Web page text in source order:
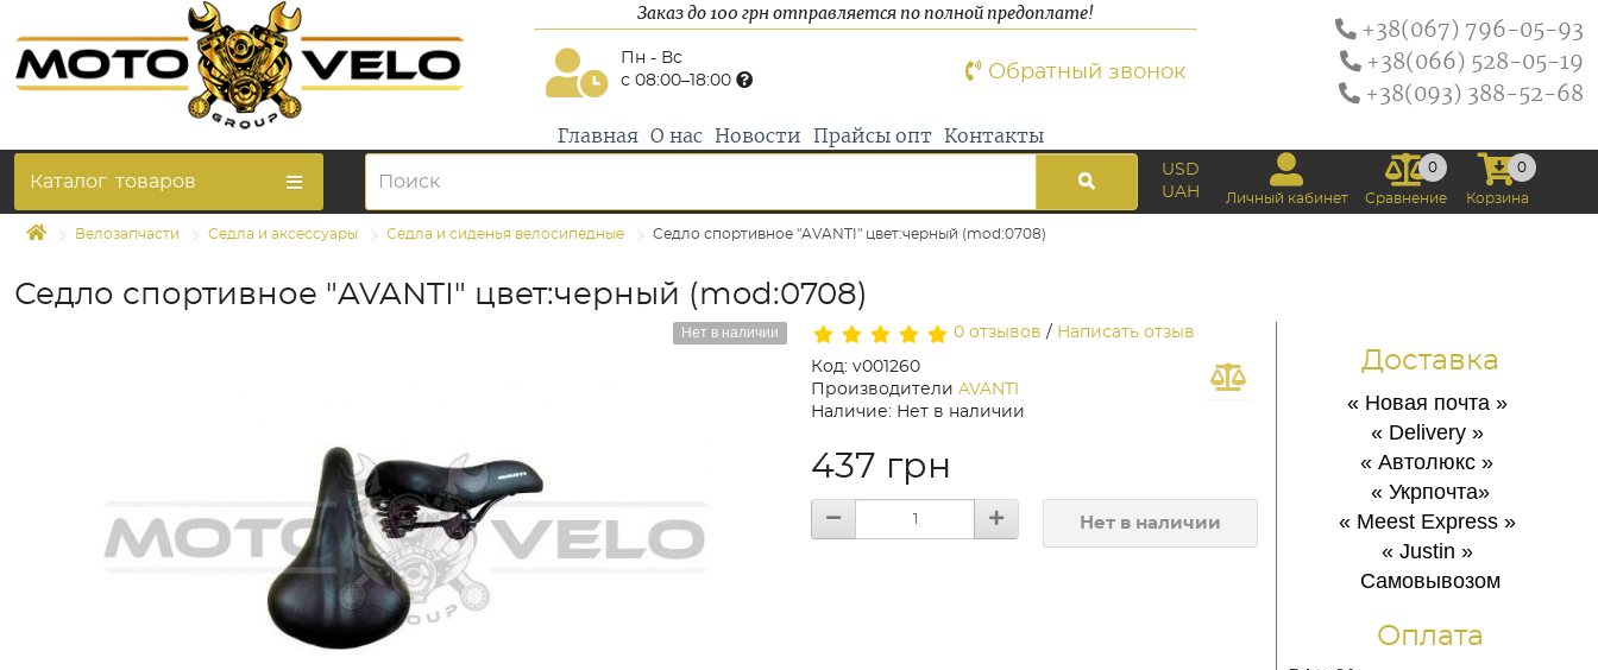
Заказ до 100 грн отправляется по полной предоплате!
Пн - Вс
с 08:00–18:00
Обратный звонок
Главная О нас Новости Прайсы опт Контакты
+38(067) 796-05-93
+38(066) 528-05-19
+38(093) 388-52-68
Каталог товаров
USD
UAH
Личный кабинет
0
Сравнение
0
Корзина
Велозапчасти Седла и аксессуары Седла и сиденья велосипедные Седло спортивное "AVANTI" цвет:черный (mod:0708)
Седло спортивное "AVANTI" цвет:черный (mod:0708)
Нет в наличии 0 отзывов / Написать отзыв
Код: v001260
Производители AVANTI
Наличие: Нет в наличии
437 грн
Нет в наличии
Доставка
« Новая почта »
« Delivery »
« Автолюкс»
« Укрпочта»
« Meest Express »
« Justin »
Самовывозом
Оплата